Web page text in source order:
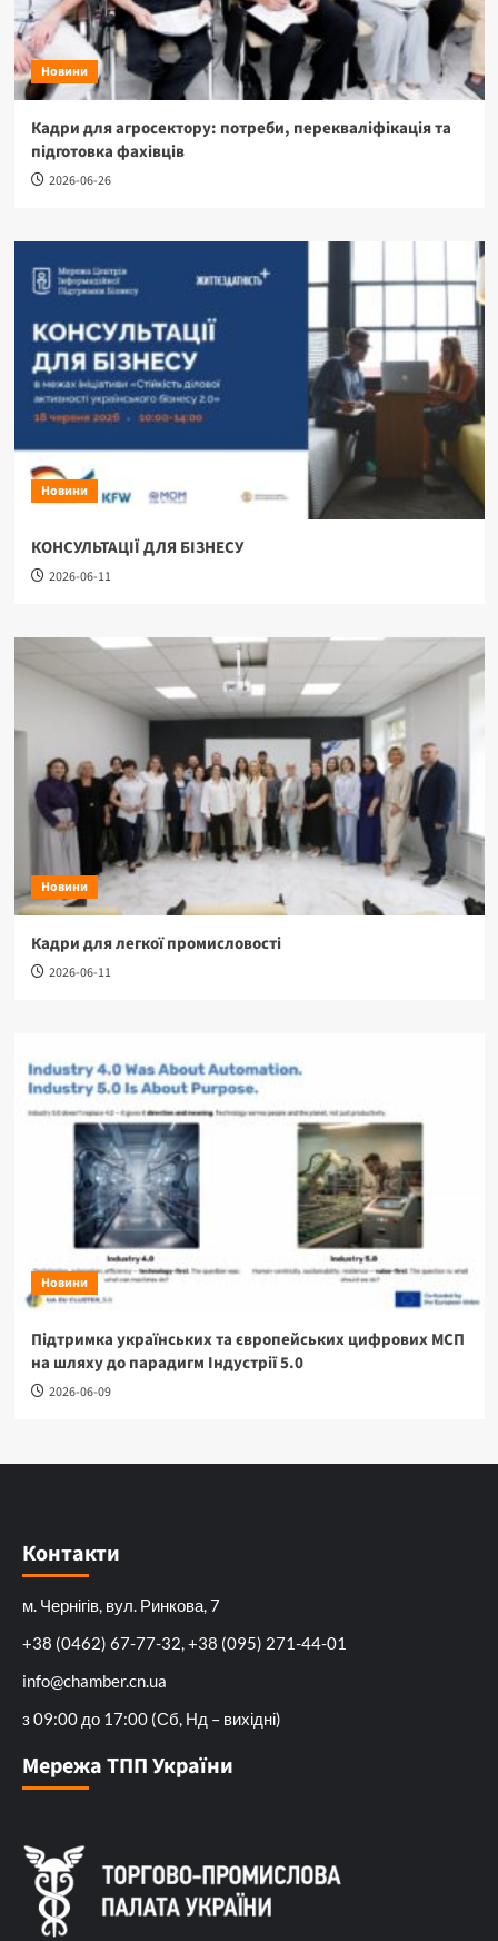
Новини
Кадри для агросектору: потреби, перекваліфікація та
підготовка фахівців
2026-06-26
Новини
КОНСУЛЬТАЦІЇ ДЛЯ БІЗНЕСУ
2026-06-11
Новини
Кадри для легкої промисловості
2026-06-11
Новини
Підтримка українських та європейських цифрових МСП
на шляху до парадигм Індустрії 5.0
2026-06-09
Контакти
м. Чернігів, вул. Ринкова, 7
+38 (0462) 67-77-32, +38 (095) 271-44-01
info@chamber.cn.ua
з 09:00 до 17:00 (Сб, Нд – вихідні)
Мережа ТПП України